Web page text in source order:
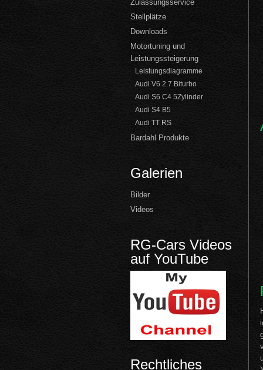
Zulassungsservice
Stellplätze
Downloads
Motortuning und
Leistungssteigerung
Leistungsdiagramme
Audi V6 2.7 Biturbo
Audi S6 C4 5Zylinder
Audi S4 B5
Audi TT RS
Bardahl Produkte
Galerien
Bilder
Videos
RG-Cars Videos
auf YouTube
Rechtliches